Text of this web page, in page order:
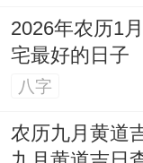
2026年农历1
宅最好的日子
八字
农历九月黄道